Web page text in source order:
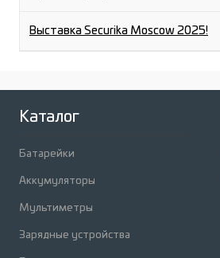
Выставка Securika Moscow 2025!
Каталог
Батарейки
Аккумуляторы
Мультиметры
Зарядные устройства